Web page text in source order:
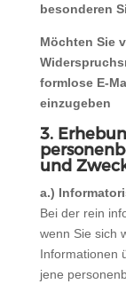
besonderen
Möchten Sie
formlose E-
einzugeben
3.
und
a.)
Bei der rein
wenn Sie sich
Informationen
jene